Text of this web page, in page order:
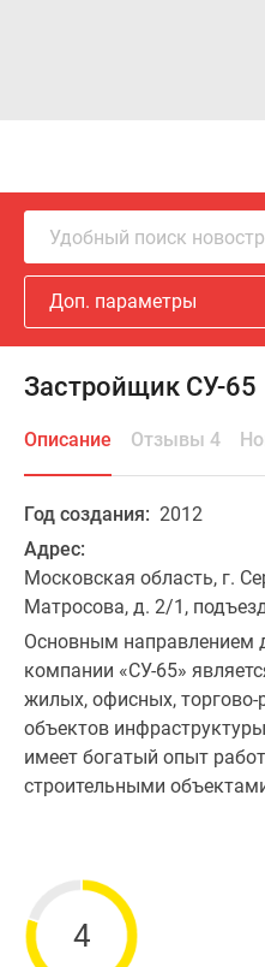
Удобный поиск
Доп. параметры
Застройщик СУ-65
Описание Отзывы 4
Год создания: 2012
Адрес:
Московская область, г.
Матросова, д. 2/1,
Основным направлением
компании «СУ-65»
жилых, офисных, торгово-
объектов
имеет богатый опыт
строительными
4